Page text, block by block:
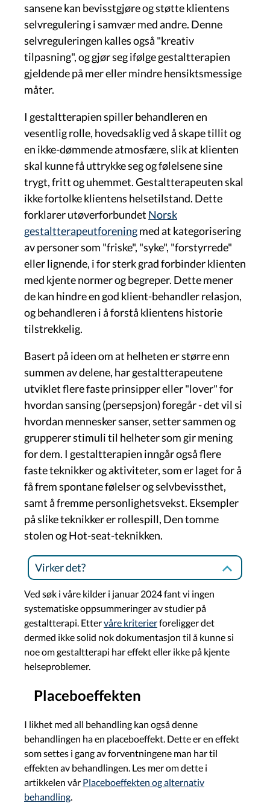
sansene kan bevisstgjøre og støtte klientens
selvregulering i samvær med andre. Denne
selvreguleringen kalles også "kreativ
tilpasning", og gjør seg ifølge gestaltterapien
gjeldende på mer eller mindre hensiktsmessige
måter.
I gestaltterapien spiller behandleren en
vesentlig rolle, hovedsaklig ved å skape tillit og
en ikke-dømmende atmosfære, slik at klienten
skal kunne få uttrykke seg og følelsene sine
trygt, fritt og uhemmet. Gestaltterapeuten skal
ikke fortolke klientens helsetilstand. Dette
forklarer utøverforbundet Norsk
gestaltterapeutforeningmed at kategorisering
av personer som "friske", "syke", "forstyrrede"
eller lignende, i for sterk grad forbinder klienten
med kjente normer og begreper. Dette mener
de kan hindre en god klient-behandler relasjon,
og behandleren i å forstå klientens historie
tilstrekkelig.
Basert på ideen om at helheten er større enn
summen av delene, har gestaltterapeutene
utviklet flere faste prinsipper eller "lover" for
hvordan sansing (persepsjon) foregår - det vil si
hvordan mennesker sanser, setter sammen og
grupperer stimuli til helheter som gir mening
for dem. I gestaltterapien inngår også flere
faste teknikker og aktiviteter, som er laget for å
få frem spontane følelser og selvbevissthet,
samt å fremme personlighetsvekst. Eksempler
på slike teknikker er rollespill, Den tomme
stolen og Hot-seat-teknikken.
Virker det?
Ved søk i våre kilder i januar 2024 fant vi ingen
systematiske oppsummeringer av studier på
gestaltterapi. Ettervåre kriterierforeligger det
dermed ikke solid nok dokumentasjon til å kunne si
noe om gestaltterapi har effekt eller ikke på kjente
helseproblemer.
Placeboeffekten
I likhet med all behandling kan også denne
behandlingen ha en placeboeffekt. Dette er en effekt
som settes i gang av forventningene man har til
effekten av behandlingen. Les mer om dette i
artikkelen vår Placeboeffekten og alternativ
behandling